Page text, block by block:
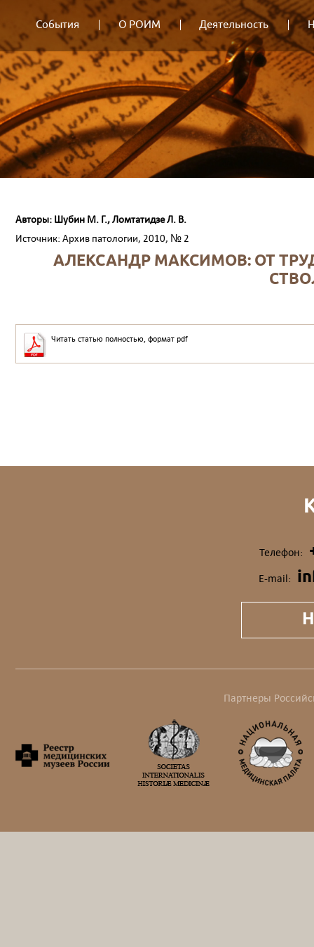
События О РОИМ Деятельность
Авторы: Шубин М. Г., Ломтатидзе Л. В.
Источник: Архив патологии, 2010, № 2
АЛЕКСАНДР МАКСИМОВ: ОТ
Читать статью полностью, формат pdf
Телефон:
E-mail:
Партнеры